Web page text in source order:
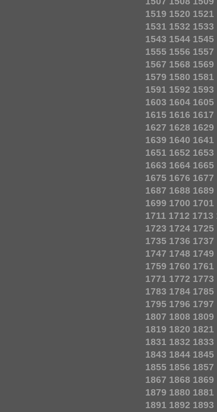
1519 1520 1521
1531 1532 1533
1543 1544 1545
1555 1556 1557
1567 1568 1569
1579 1580 1581
1591 1592 1593
1603 1604 1605
1615 1616 1617
1627 1628 1629
1639 1640 1641
1651 1652 1653
1663 1664 1665
1675 1676 1677
1687 1688 1689
1699 1700 1701
1711 1712 1713
1723 1724 1725
1735 1736 1737
1747 1748 1749
1759 1760 1761
1771 1772 1773
1783 1784 1785
1795 1796 1797
1807 1808 1809
1819 1820 1821
1831 1832 1833
1843 1844 1845
1855 1856 1857
1867 1868 1869
1879 1880 1881
1891 1892 1893